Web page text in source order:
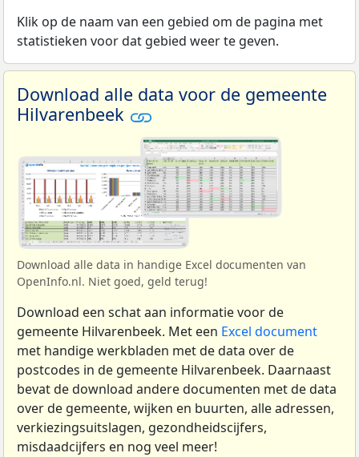
Klik op de naam van een gebied om de pagina met
statistieken voor dat gebied weer te geven.
Download alle data voor de gemeente
Hilvarenbeek
Download alle data in handige Excel documenten van
OpenInfo.nl. Niet goed, geld terug!
Download een schat aan informatie voor de
gemeente Hilvarenbeek. Met een Excel document
met handige werkbladen met de data over de
postcodes in de gemeente Hilvarenbeek. Daarnaast
bevat de download andere documenten met de data
over de gemeente, wijken en buurten, alle adressen,
verkiezingsuitslagen, gezondheidscijfers,
misdaadcijfers en nog veel meer!